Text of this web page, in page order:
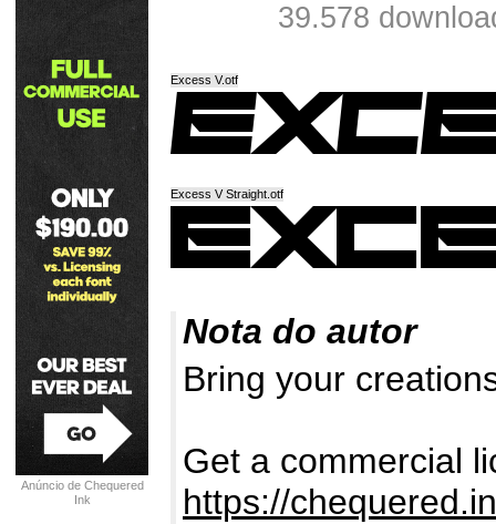
Anúncio de Chequered
Ink
39.578
Excess V.otf
Excess V Straight.otf
Nota do autor
Bring your
Get a commercial
https://